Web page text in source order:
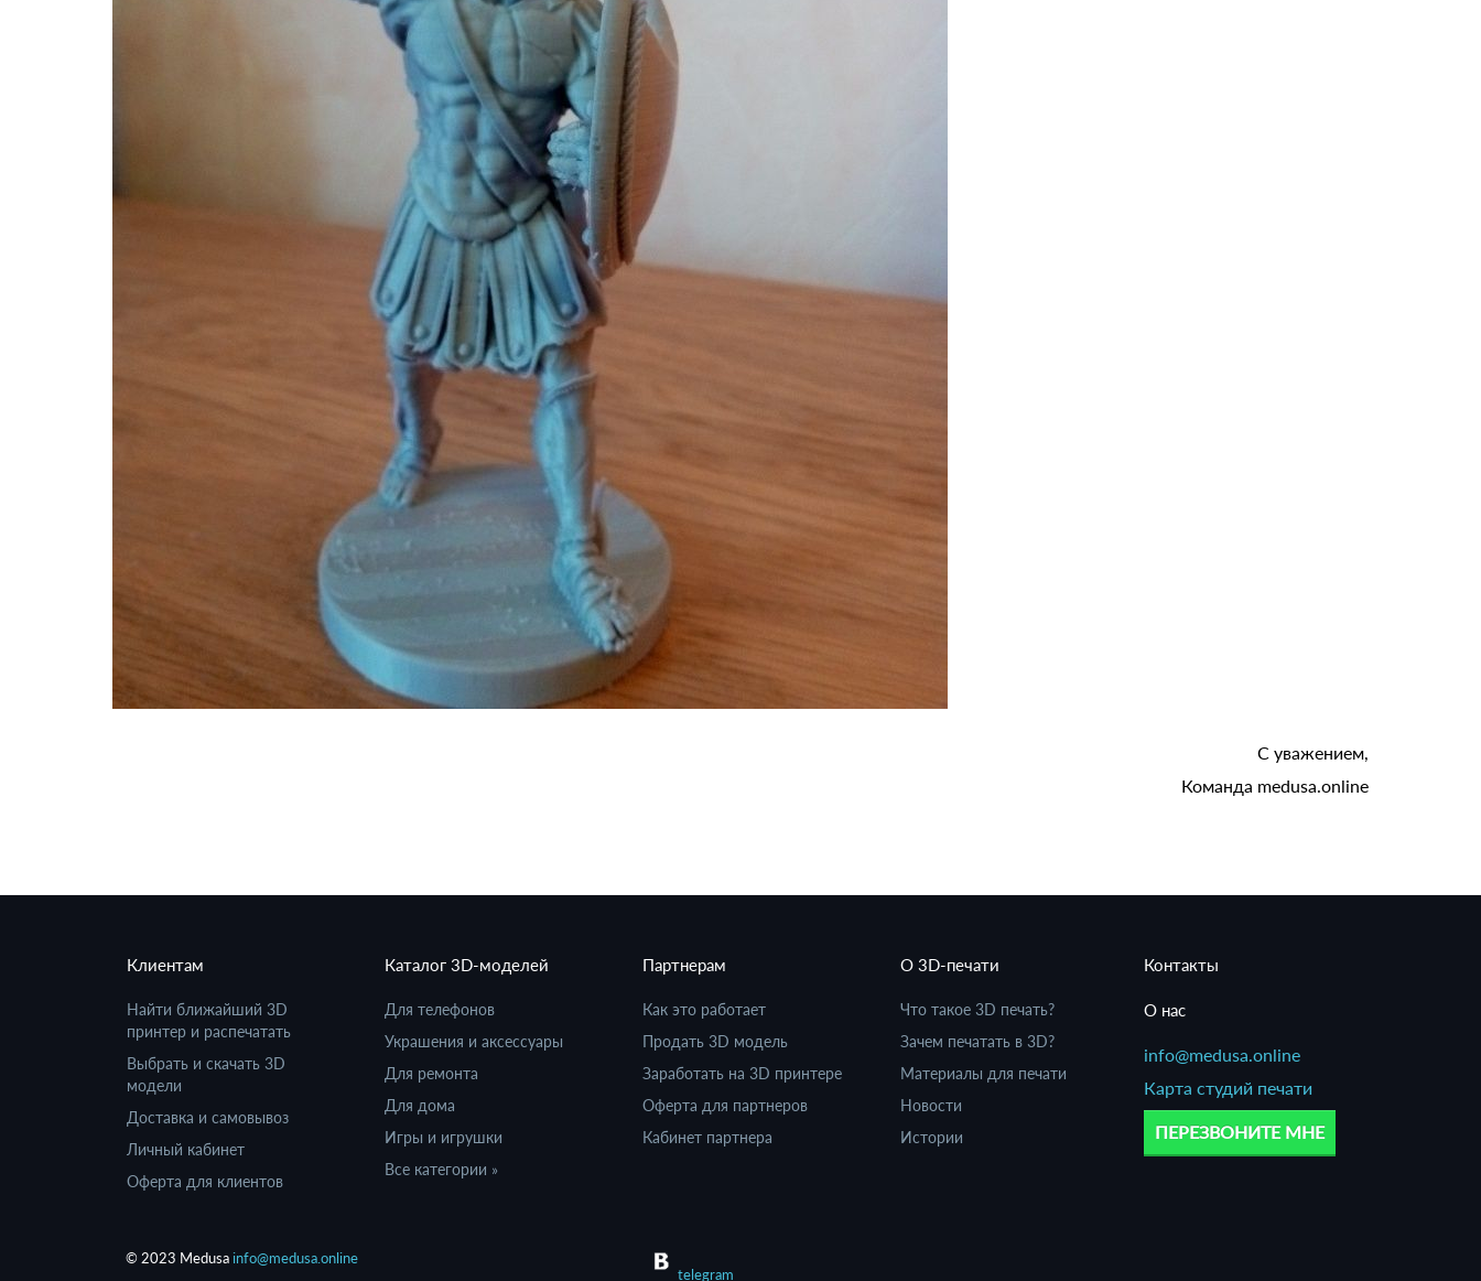
С уважением,
Команда medusa.online
Клиентам
Найти ближайший 3D
принтер и распечатать
Выбрать и скачать 3D
модели
Доставка и самовывоз
Личный кабинет
Оферта для клиентов
Каталог 3D-моделей
Для телефонов
Украшения и аксессуары
Для ремонта
Для дома
Игры и игрушки
Все категории »
Партнерам
Как это работает
Продать 3D модель
Заработать на 3D принтере
Оферта для партнеров
Кабинет партнера
О 3D-печати
Что такое 3D печать?
Зачем печатать в 3D?
Материалы для печати
Новости
Истории
Контакты
О нас
info@medusa.online
Карта студий печати
ПЕРЕЗВОНИТЕ МНЕ
© 2023 Medusa info@medusa.online
telegram